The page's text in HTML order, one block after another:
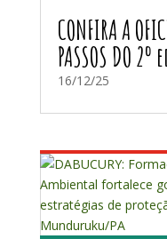
CONFIRA A
PASSOS DO
16/12/25